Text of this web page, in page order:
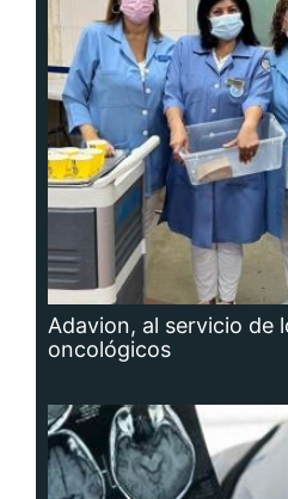
Adavion, al servicio de
oncológicos